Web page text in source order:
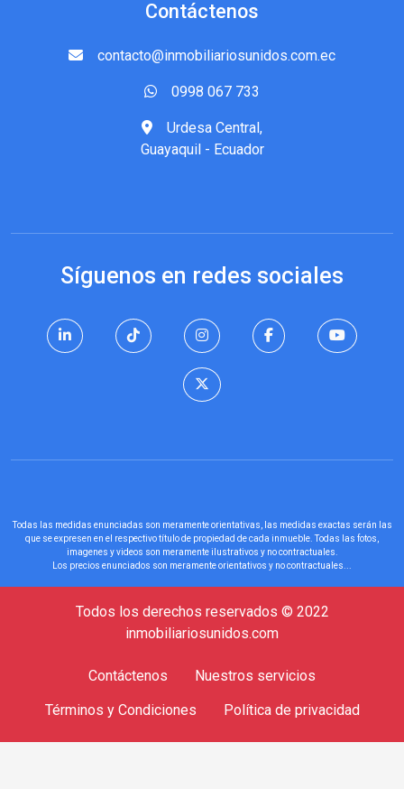
Contáctenos
contacto@inmobiliariosunidos.com.ec
0998 067 733
Urdesa Central,
Guayaquil - Ecuador
Síguenos en redes sociales
Todas las medidas enunciadas son meramente orientativas, las medidas exactas serán las
que se expresen en el respectivo título de propiedad de cada inmueble. Todas las fotos,
imagenes y videos son meramente ilustrativos y no contractuales.
Los precios enunciados son meramente orientativos y no contractuales...
Todos los derechos reservados © 2022
inmobiliariosunidos.com
Contáctenos
Nuestros servicios
Términos y Condiciones
Política de privacidad